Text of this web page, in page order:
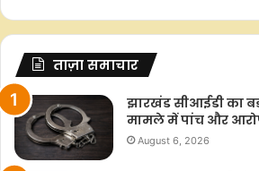
ताज़ा समाचार
झारखंड सीआईडी का
मामले में पांच और
August 6, 2026